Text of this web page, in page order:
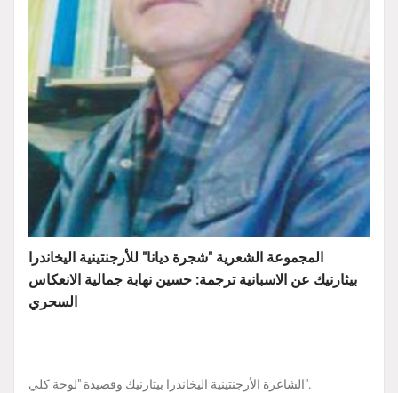
المجموعة الشعرية "شجرة ديانا" للأرجنتينية اليخاندرا
بيثارنيك عن الاسبانية ترجمة: حسين نهابة جمالية الانعكاس
السحري
الشاعرة الأرجنتينية اليخاندرا بيثارنيك وقصيدة "لوحة كلي".